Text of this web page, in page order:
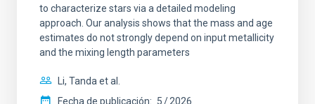
to characterize stars via a detailed modeling
approach. Our analysis shows that the mass and age
estimates do not strongly depend on input metallicity
and the mixing length parameters
Li, Tanda et al.
Fecha de publicación: 5 2026